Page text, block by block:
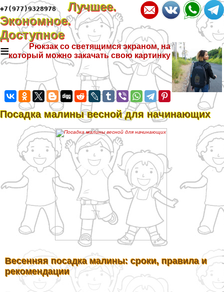
+7(977)9328978
Лучшее.
Экономное.
Доступное
≡
Рюкзак со светящимся экраном, на
который можно закачать свою картинку
Посадка малины весной для начинающих
Весенняя посадка малины: сроки, правила и
рекомендации